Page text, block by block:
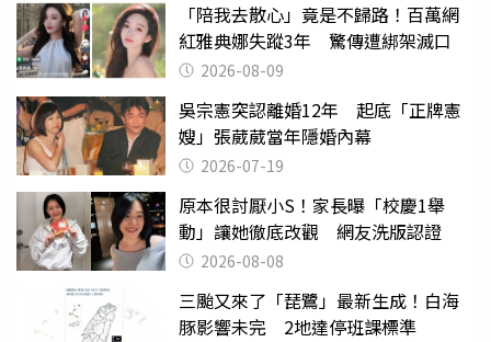
「陪我去散心」竟是不歸路！百萬網
紅雅典娜失蹤3年 驚傳遭綁架滅口
2026-08-09
吳宗憲突認離婚12年 起底「正牌憲
嫂」張葳葳當年隱婚內幕
2026-07-19
原本很討厭小S！家長曝「校慶1舉
動」讓她徹底改觀 網友洗版認證
2026-08-08
三颱又來了「琵鷺」最新生成！白海
豚影響未完 2地達停班課標準